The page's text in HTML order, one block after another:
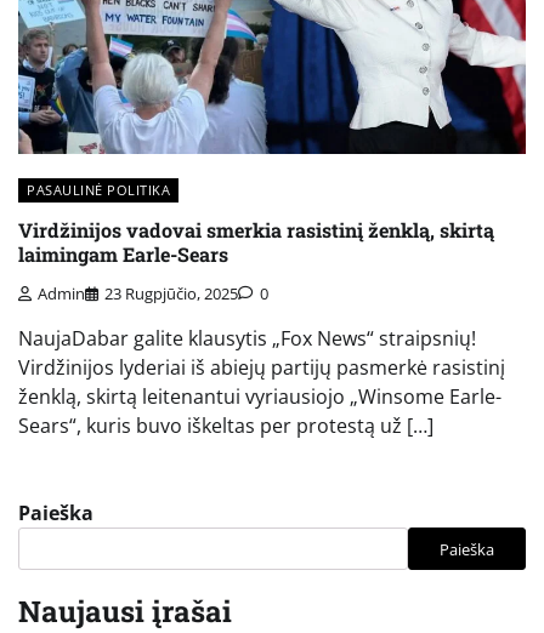
PASAULINĖ POLITIKA
Virdžinijos vadovai smerkia rasistinį ženklą, skirtą
laimingam Earle-Sears
Admin 23 Rugpjūčio, 2025 0
NaujaDabar galite klausytis „Fox News“ straipsnių!
Virdžinijos lyderiai iš abiejų partijų pasmerkė rasistinį
ženklą, skirtą leitenantui vyriausiojo „Winsome Earle-
Sears“, kuris buvo iškeltas per protestą už […]
Paieška
Paieška
Naujausi įrašai